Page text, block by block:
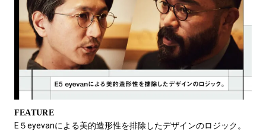
FEATURE
E５eyevanによる美的造形性を排除したデザインのロジック。